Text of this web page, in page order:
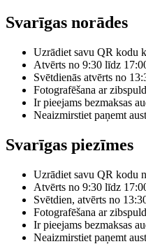
Svarīgas norādes
Uzrādiet savu QR kodu
Atvērts no 9:30 līdz
Svētdienās atvērts no
Fotografēšana ar
Ir pieejams bezmaksas
Neaizmirstiet paņemt
Svarīgas piezīmes
Uzrādiet savu QR kodu
Atvērts no 9:30 līdz
Svētdien, atvērts no
Fotografēšana ar
Ir pieejams bezmaksas
Neaizmirstiet paņemt